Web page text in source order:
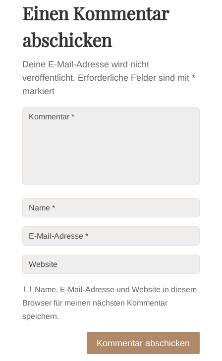
Einen Kommentar
abschicken
Deine E-Mail-Adresse wird nicht
veröffentlicht. Erforderliche Felder sind mit *
markiert
Name, E-Mail-Adresse und Website in diesem
Browser für meinen nächsten Kommentar
speichern.
Kommentar abschicken